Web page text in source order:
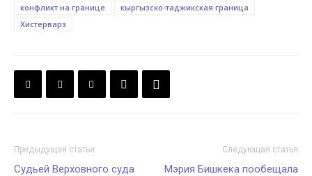
конфликт на границе
кыргызско-таджикская граница
Хистерварз
Предыдущая статья
Судьей Верховного суда
Следующая статья
Мэрия Бишкека пообещала